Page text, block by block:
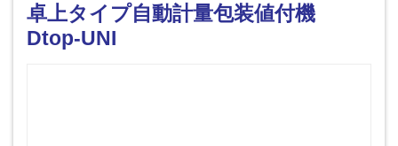
卓上タイプ自動計量包装値付機
Dtop-UNI